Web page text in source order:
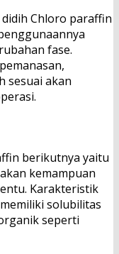
Chloro paraffin
fase.
sesuai akan
berikutnya yaitu
kemampuan
Karakteristik
solubilitas
seperti